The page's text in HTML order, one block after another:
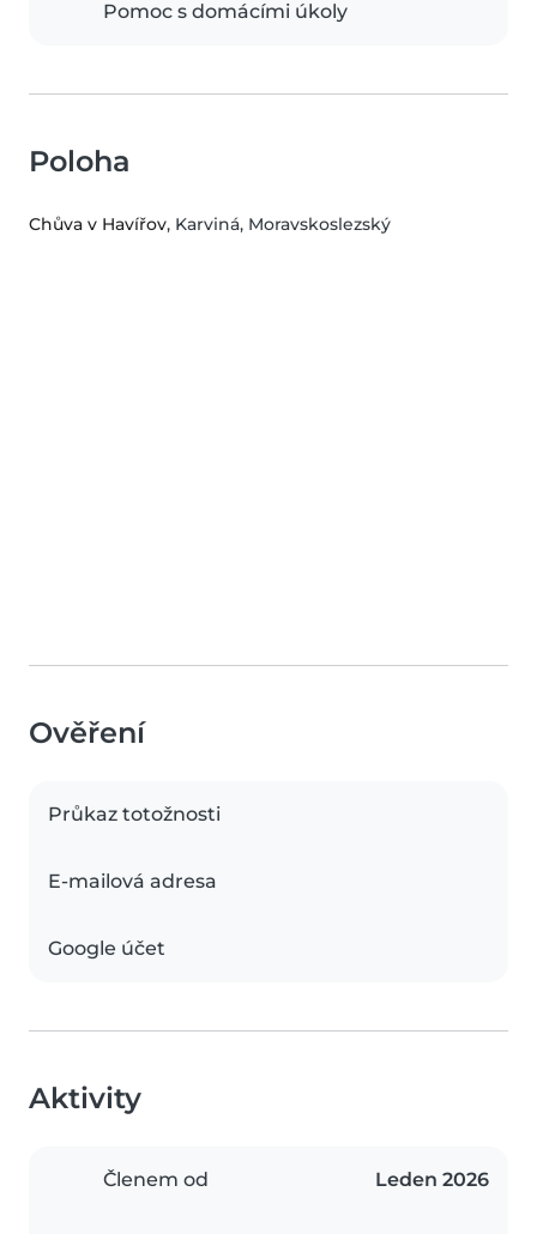
Pomoc s domácími úkoly
Poloha
Chůva v Havířov, Karviná, Moravskoslezský
Ověření
Průkaz totožnosti
E-mailová adresa
Google účet
Aktivity
Členem od Leden 2026